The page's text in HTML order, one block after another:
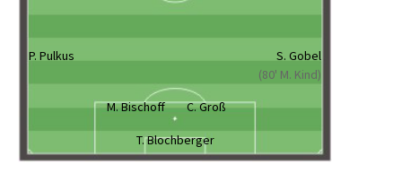
P. Pulkus
S. Gobel
(80' M. Kind)
M. Bischoff
C. Groß
T. Blochberger